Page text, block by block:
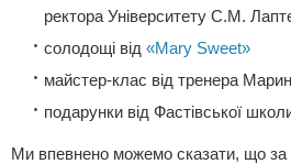
ректора Університету С.М.
солодощі від «Mary Sweet»
майстер-клас від тренера
подарунки від Фастівської
Ми впевнено можемо сказати, що за